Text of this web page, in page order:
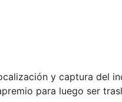
y captura del
para luego ser